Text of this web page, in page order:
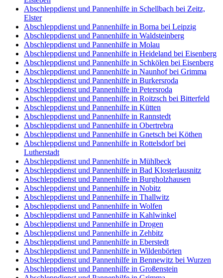
Abschleppdienst und Pannenhilfe in Schellbach bei Zeitz,
Elster
Abschleppdienst und Pannenhilfe in Borna bei Leipzig
Abschleppdienst und Pannenhilfe in Waldsteinberg
Abschleppdienst und Pannenhilfe in Molau
Abschleppdienst und Pannenhilfe in Heideland bei Eisenberg
Abschleppdienst und Pannenhilfe in Schkölen bei Eisenberg
Abschleppdienst und Pannenhilfe in Naunhof bei Grimma
Abschleppdienst und Pannenhilfe in Burkersroda
Abschleppdienst und Pannenhilfe in Petersroda
Abschleppdienst und Pannenhilfe in Roitzsch bei Bitterfeld
Abschleppdienst und Pannenhilfe in Kütten
Abschleppdienst und Pannenhilfe in Rannstedt
Abschleppdienst und Pannenhilfe in Obertrebra
Abschleppdienst und Pannenhilfe in Gnetsch bei Köthen
Abschleppdienst und Pannenhilfe in Rottelsdorf bei
Lutherstadt
Abschleppdienst und Pannenhilfe in Mühlbeck
Abschleppdienst und Pannenhilfe in Bad Klosterlausnitz
Abschleppdienst und Pannenhilfe in Burgholzhausen
Abschleppdienst und Pannenhilfe in Nobitz
Abschleppdienst und Pannenhilfe in Thallwitz
Abschleppdienst und Pannenhilfe in Wolfen
Abschleppdienst und Pannenhilfe in Kahlwinkel
Abschleppdienst und Pannenhilfe in Drogen
Abschleppdienst und Pannenhilfe in Zehbitz
Abschleppdienst und Pannenhilfe in Eberstedt
Abschleppdienst und Pannenhilfe in Wildenbörten
Abschleppdienst und Pannenhilfe in Bennewitz bei Wurzen
Abschleppdienst und Pannenhilfe in Großenstein